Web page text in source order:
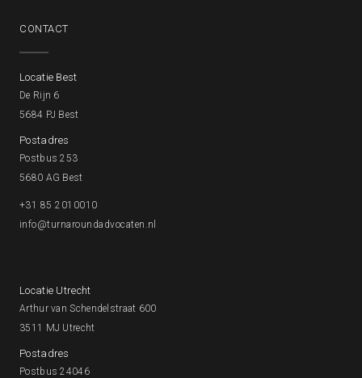
CONTACT
Locatie Best
De Rijn 6
5684 PJ Best
Postadres
Postbus 253
5680 AG Best
+31 85 2010010
info@turnaroundadvocaten.nl
Locatie Utrecht
Arthur van Schendelstraat 600
3511 MJ Utrecht
Postadres
Postbus 24046